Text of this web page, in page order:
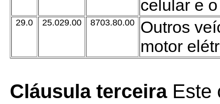
celular e
29.0 25.029.00 8703.80.00
Outros
motor
Cláusula terceiraEste